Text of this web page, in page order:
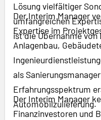
Lösung vielfältiger
umfangreichen
ist die Übernahme
Der Interim Manager
Expertise im
Anlagenbau,
als
Erfahrungsspektrum
Automobilzulieferung.
Der Interim Manager
Finanzinvestoren und